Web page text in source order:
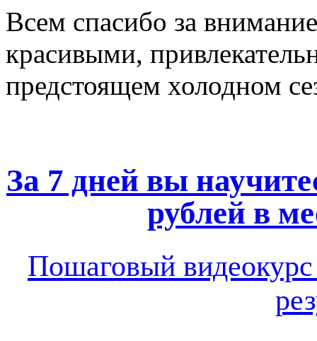
Всем спасибо за
красивыми,
предстоящем холодном
За 7 дней вы
рублей в
Пошаговый